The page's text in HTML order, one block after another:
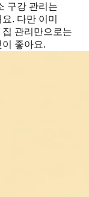
구강 관리는
. 다만 이미
관리만으로는
좋아요.